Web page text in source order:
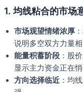
1. 均线粘合的市场
市场观望情绪浓厚
说明多空双方力量
能量积蓄阶段 ：股
显示主力资金正在悄
方向选择临近 ：均